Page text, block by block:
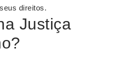
direitos.
Justiça